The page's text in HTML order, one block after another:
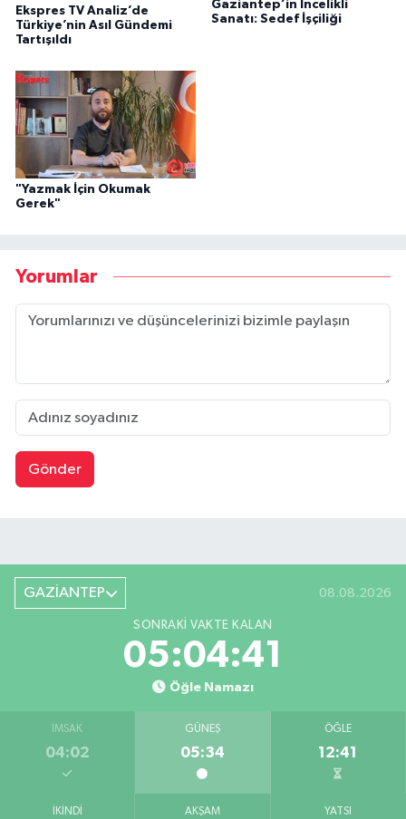
Ekspres TV Analiz’de
Türkiye’nin Asıl Gündemi
Tartışıldı
Gaziantep’in İncelikli
Sanatı: Sedef İşçiliği
"Yazmak İçin Okumak
Gerek"
Yorumlar
Gönder
GAZİANTEP 08.08.2026
SONRAKI VAKTE KALAN
05:04:41
Öğle Namazı
İMSAK
04:02
GÜNEŞ
05:34
ÖĞLE
12:41
İKINDI AKŞAM YATSI